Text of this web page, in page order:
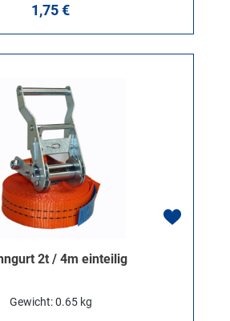
Regulärer Preis:
1,75 €
2t / 4m einteilig
Gewicht: 0.65 kg